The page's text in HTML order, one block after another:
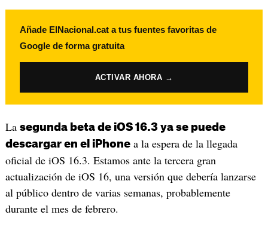
Añade ElNacional.cat a tus fuentes favoritas de
Google de forma gratuita
ACTIVAR AHORA →
La segunda beta de iOS 16.3 ya se puede
descargar en el iPhonea la espera de la llegada
oficial de iOS 16.3. Estamos ante la tercera gran
actualización de iOS 16, una versión que debería lanzarse
al público dentro de varias semanas, probablemente
durante el mes de febrero.